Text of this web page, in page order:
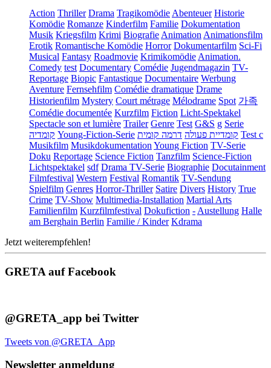
Action Thriller Drama Tragikomödie Abenteuer Historie
Komödie Romanze Kinderfilm Familie Dokumentation
Musik Kriegsfilm Krimi Biografie Animation Animationsfilm
Erotik Romantische Komödie Horror Dokumentarfilm Sci-Fi
Musical Fantasy Roadmovie Krimikomödie Animation.
Comedy test Documentary Comédie Jugendmagazin TV-
Reportage Biopic Fantastique Documentaire Werbung
Aventure Fernsehfilm Comédie dramatique Drame
Historienfilm Mystery Court métrage Mélodrame Spot 가족
Comédie documentée Kurzfilm Fiction Licht-Spektakel
Spectacle son et lumière Trailer Genre Test G&S g Serie
קומדיה Young-Fiction-Serie קומדיית פעולה דרמה קומית
Test c
Musikfilm Musikdokumentation Young Fiction TV-Serie
Doku Reportage Science Fiction Tanzfilm Science-Fiction
Lichtspektakel sdf Drama TV-Serie Biographie Docutainment
Filmfestival Western Festival Romantik TV-Sendung
Spielfilm Genres Horror-Thriller Satire Divers History True
Crime TV-Show Multimedia-Installation Martial Arts
Familienfilm Kurzfilmfestival Dokufiction - Austellung Halle
am Berghain Berlin Familie / Kinder Kdrama
Jetzt weiterempfehlen!
GRETA auf Facebook
@GRETA_app bei Twitter
Tweets von @GRETA_App
Newsletter anmeldung